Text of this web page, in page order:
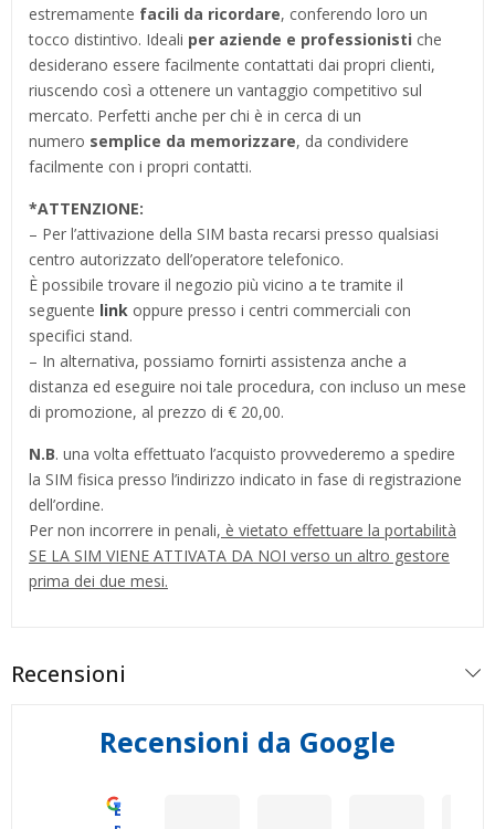
estremamente facili da ricordare, conferendo loro un
tocco distintivo. Ideali per aziende e professionisti che
desiderano essere facilmente contattati dai propri clienti,
riuscendo così a ottenere un vantaggio competitivo sul
mercato. Perfetti anche per chi è in cerca di un
numero semplice da memorizzare, da condividere
facilmente con i propri contatti.
*ATTENZIONE:
– Per l’attivazione della SIM basta recarsi presso qualsiasi
centro autorizzato dell’operatore telefonico.
È possibile trovare il negozio più vicino a te tramite il
seguente link oppure presso i centri commerciali con
specifici stand.
– In alternativa, possiamo fornirti assistenza anche a
distanza ed eseguire noi tale procedura, con incluso un mese
di promozione, al prezzo di € 20,00.
N.B. una volta effettuato l’acquisto provvederemo a spedire
la SIM fisica presso l’indirizzo indicato in fase di registrazione
dell’ordine.
Per non incorrere in penali, è vietato effettuare la portabilità
SE LA SIM VIENE ATTIVATA DA NOI verso un altro gestore
prima dei due mesi.
Recensioni
Recensioni da Google
Eccellente